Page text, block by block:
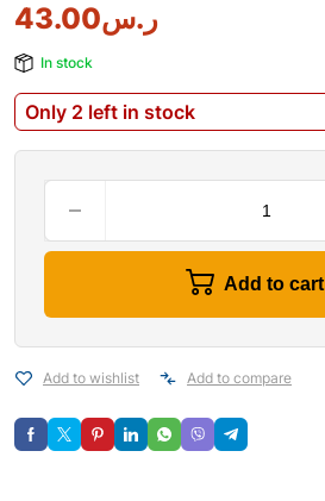
ر.س43.00
In stock
Only 2 left in stock
Add to cart
Add to wishlist Add to compare